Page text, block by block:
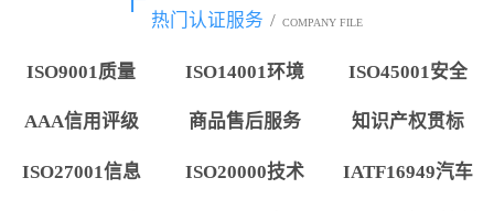
热门认证服务 / COMPANY FILE
ISO9001质量 ISO14001环境 ISO45001安全
AAA信用评级 商品售后服务 知识产权贯标
ISO27001信息 ISO20000技术 IATF16949汽车